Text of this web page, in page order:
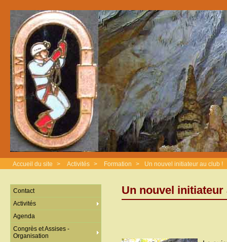
Accueil du site > Activités > Formation > Un nouvel initiateur au club !
Un nouvel initiateur
Contact
Activités
Agenda
Congrès et Assises -
Organisation